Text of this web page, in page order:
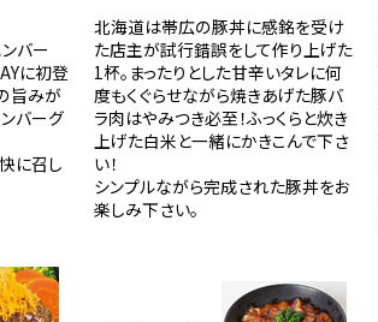
バー
に初登
旨みが
バーグ
に召し
北海道は帯広の豚丼に感銘を受け
た店主が試行錯誤をして作り上げた
1杯。まったりとした甘辛いタレに何
度もくぐらせながら焼きあげた豚バ
ラ肉はやみつき必至！ふっくらと炊き
上げた白米と一緒にかきこんで下さ
い！
シンプルながら完成された豚丼をお
楽しみ下さい。